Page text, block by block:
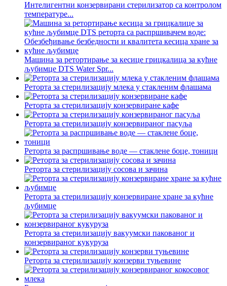
Интелигентни конзервирани стерилизатор са контролом
температуре...
Машина за ретортирање за кесице грицкалица за кућне
љубимце DTS Water Spr...
Реторта за стерилизацију млека у стакленим флашама
Реторта за стерилизацију конзервиране кафе
Реторта за стерилизацију конзервираног пасуља
Реторта за распршивање воде — стаклене боце, тоници
Реторта за стерилизацију сосова и зачина
Реторта за стерилизацију конзервиране хране за кућне
љубимце
Реторта за стерилизацију вакуумски пакованог и
конзервираног кукуруза
Реторта за стерилизацију конзерви туњевине